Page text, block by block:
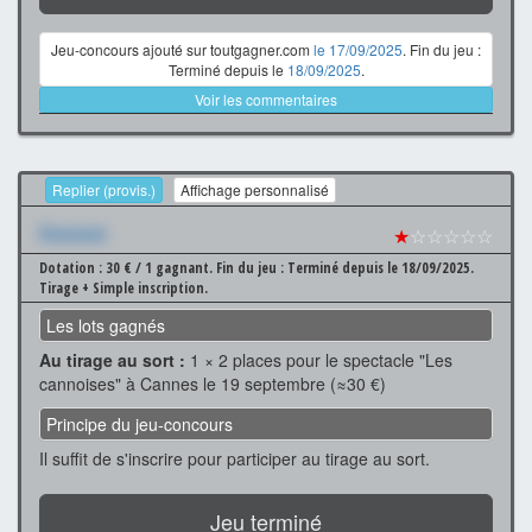
Jeu-concours ajouté sur toutgagner.com le 17/09/2025. Fin du jeu :
Terminé depuis le 18/09/2025.
Voir les commentaires
Replier (provis.) Affichage personnalisé
Xxxxxxx ★☆☆☆☆☆
Dotation : 30 € / 1 gagnant. Fin du jeu : Terminé depuis le 18/09/2025.
Tirage + Simple inscription.
Les lots gagnés
Au tirage au sort : 1 × 2 places pour le spectacle "Les
cannoises" à Cannes le 19 septembre (≈30 €)
Principe du jeu-concours
Il suffit de s'inscrire pour participer au tirage au sort.
Jeu terminé